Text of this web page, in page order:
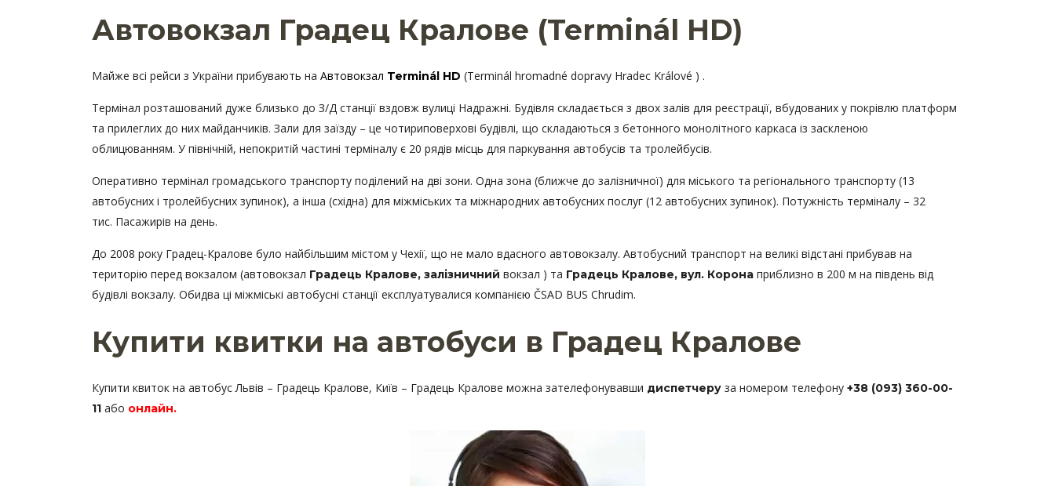
Автовокзал Градец Кралове (Terminál HD)
Майже всі рейси з України прибувають на Автовокзал Terminál HD (Terminál hromadné dopravy Hradec Králové ) .
Термінал розташований дуже близько до З/Д станції вздовж вулиці Надражні. Будівля складається з двох залів для реєстрації, вбудованих у покрівлю платформ
та прилеглих до них майданчиків. Зали для заїзду – це чотириповерхові будівлі, що складаються з бетонного монолітного каркаса із заскленою
облицюванням. У північній, непокритій частині терміналу є 20 рядів місць для паркування автобусів та тролейбусів.
Оперативно термінал громадського транспорту поділений на дві зони. Одна зона (ближче до залізничної) для міського та регіонального транспорту (13
автобусних і тролейбусних зупинок), а інша (східна) для міжміських та міжнародних автобусних послуг (12 автобусних зупинок). Потужність терміналу – 32
тис. Пасажирів на день.
До 2008 року Градец-Кралове було найбільшим містом у Чехії, що не мало вдасного автовокзалу. Автобусний транспорт на великі відстані прибував на
територію перед вокзалом (автовокзал Градець Кралове, залізничний вокзал ) та Градець Кралове, вул. Корона приблизно в 200 м на південь від
будівлі вокзалу. Обидва ці міжміські автобусні станції експлуатувалися компанією ČSAD BUS Chrudim.
Купити квитки на автобуси в Градец Кралове
Купити квиток на автобус Львів – Градець Кралове, Київ – Градець Кралове можна зателефонувавши диспетчеру за номером телефону +38 (093) 360-00-
11 або онлайн.